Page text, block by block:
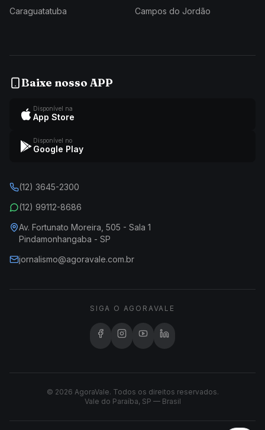
Caraguatatuba Campos do Jordão
Baixe nosso APP
Disponível na
App Store
Disponível no
Google Play
(12) 3645-2300
(12) 99112-8686
Av. Fortunato Moreira, 505 - Sala 1
Pindamonhangaba - SP
jornalismo@agoravale.com.br
SIGA O AGORAVALE
© 2026 AgoraVale. Todos os direitos reservados.
Vale do Paraíba, SP — Brasil